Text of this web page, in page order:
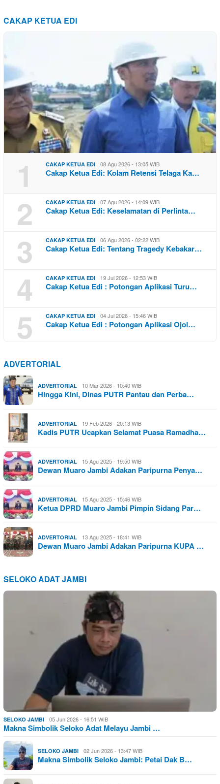
CAKAP KETUA EDI
1 CAKAP KETUA EDI 08 Agu 2026 - 13:05 WIB
Cakap Ketua Edi: Kolam Retensi Telaga Ka…
2 CAKAP KETUA EDI 07 Agu 2026 - 14:09 WIB
Cakap Ketua Edi: Keselamatan di Perlinta…
3 CAKAP KETUA EDI 06 Agu 2026 - 02:22 WIB
Cakap Ketua Edi: Tentang Tragedy Kebakar…
4 CAKAP KETUA EDI 19 Jul 2026 - 12:53 WIB
Cakap Ketua Edi : Potongan Aplikasi Turu…
5 CAKAP KETUA EDI 04 Jul 2026 - 15:46 WIB
Cakap Ketua Edi : Potongan Aplikasi Ojol…
ADVERTORIAL
ADVERTORIAL 10 Mar 2026 - 10:40 WIB
Hingga Kini, Dinas PUTR Pantau dan Perba…
ADVERTORIAL 19 Feb 2026 - 20:13 WIB
Kadis PUTR Ucapkan Selamat Puasa Ramadha…
ADVERTORIAL 15 Agu 2025 - 19:50 WIB
Dewan Muaro Jambi Adakan Paripurna Penya…
ADVERTORIAL 15 Agu 2025 - 15:46 WIB
Ketua DPRD Muaro Jambi Pimpin Sidang Par…
ADVERTORIAL 13 Agu 2025 - 18:41 WIB
Dewan Muaro Jambi Adakan Paripurna KUPA …
SELOKO ADAT JAMBI
SELOKO JAMBI 05 Jun 2026 - 16:51 WIB
Makna Simbolik Seloko Adat Melayu Jambi …
SELOKO JAMBI 02 Jun 2026 - 13:47 WIB
Makna Simbolik Seloko Jambi: Petai Dak B…